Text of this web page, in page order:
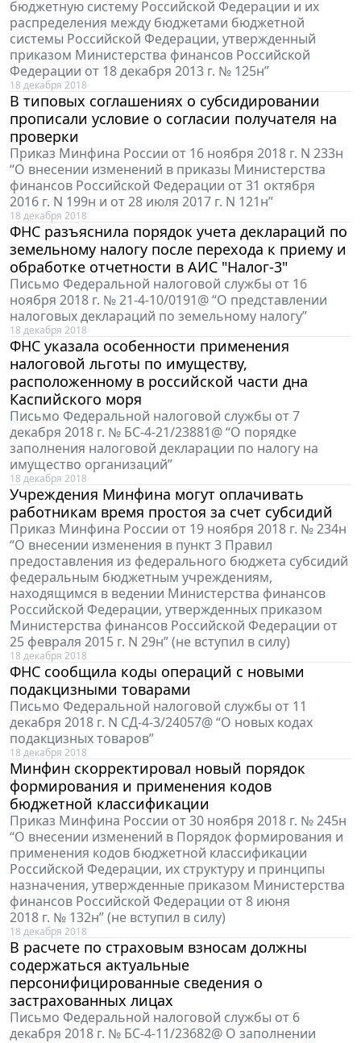
бюджетную систему Российской Федерации и их
распределения между бюджетами бюджетной
системы Российской Федерации, утвержденный
приказом Министерства финансов Российской
Федерации от 18 декабря 2013 г. № 125н”
18 декабря 2018
В типовых соглашениях о субсидировании
прописали условие о согласии получателя на
проверки
Приказ Минфина России от 16 ноября 2018 г. N 233н
“О внесении изменений в приказы Министерства
финансов Российской Федерации от 31 октября
2016 г. N 199н и от 28 июля 2017 г. N 121н”
18 декабря 2018
ФНС разъяснила порядок учета деклараций по
земельному налогу после перехода к приему и
обработке отчетности в АИС "Налог-3"
Письмо Федеральной налоговой службы от 16
ноября 2018 г. № 21-4-10/0191@ “О представлении
налоговых деклараций по земельному налогу”
18 декабря 2018
ФНС указала особенности применения
налоговой льготы по имуществу,
расположенному в российской части дна
Каспийского моря
Письмо Федеральной налоговой службы от 7
декабря 2018 г. № БС-4-21/23881@ “О порядке
заполнения налоговой декларации по налогу на
имущество организаций”
18 декабря 2018
Учреждения Минфина могут оплачивать
работникам время простоя за счет субсидий
Приказ Минфина России от 19 ноября 2018 г. № 234н
“О внесении изменения в пункт 3 Правил
предоставления из федерального бюджета субсидий
федеральным бюджетным учреждениям,
находящимся в ведении Министерства финансов
Российской Федерации, утвержденных приказом
Министерства финансов Российской Федерации от
25 февраля 2015 г. N 29н” (не вступил в силу)
18 декабря 2018
ФНС сообщила коды операций с новыми
подакцизными товарами
Письмо Федеральной налоговой службы от 11
декабря 2018 г. N СД-4-3/24057@ “О новых кодах
подакцизных товаров”
18 декабря 2018
Минфин скорректировал новый порядок
формирования и применения кодов
бюджетной классификации
Приказ Минфина России от 30 ноября 2018 г. № 245н
“О внесении изменений в Порядок формирования и
применения кодов бюджетной классификации
Российской Федерации, их структуру и принципы
назначения, утвержденные приказом Министерства
финансов Российской Федерации от 8 июня
2018 г. № 132н” (не вступил в силу)
18 декабря 2018
В расчете по страховым взносам должны
содержаться актуальные
персонифицированные сведения о
застрахованных лицах
Письмо Федеральной налоговой службы от 6
декабря 2018 г. № БС-4-11/23682@ О заполнении